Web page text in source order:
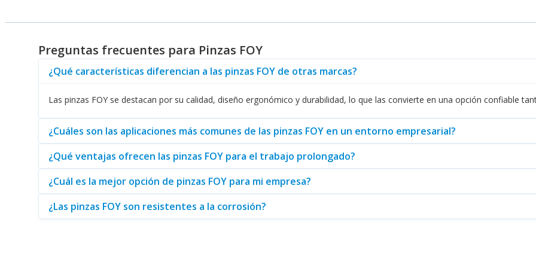
ofrecen versatilidad en diversos contextos, desde el ámbito doméstico hasta el profesional. Las aplicaciones son
La disponibilidad de productos complementarios es un gran plus que ofrece la marca FOY con su gama decajas de
organizada. Además, puede encontrarhidrolavadorasy generadoresfabricados por FOY, los cuales son igualmente
crear un conjunto completo de herramientas para todas sus necesidades de bricolaje o proyectos profesionales.
En resumen, laspinzas FOYrepresentan una combinación ideal de calidad, rendimiento y ergonomía que facilita cualquier
inversión en herramientas, es fundamental optar por marcas que ofrezcan confiabilidad y excelencia, y FOY sin duda cumple
distribuidor que garantiza la mejor experiencia de compra y atención al cliente.
Preguntas frecuentes para Pinzas FOY
¿Qué características diferencian a las pinzas FOY de otras marcas?
Las pinzas FOY se destacan por su calidad, diseño ergonómico y durabilidad, lo que las convierte en una opción confiable
¿Cuáles son las aplicaciones más comunes de las pinzas FOY en un entorno empresarial?
¿Qué ventajas ofrecen las pinzas FOY para el trabajo prolongado?
¿Cuál es la mejor opción de pinzas FOY para mi empresa?
¿Las pinzas FOY son resistentes a la corrosión?